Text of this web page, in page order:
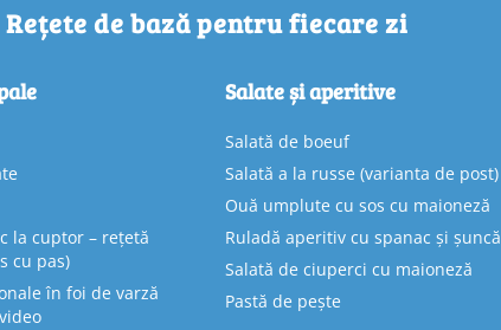
Rețete de bază pentru fiecare zi
la cuptor – rețetă
cu pas)
în foi de varză
Salate și aperitive
Salată de boeuf
Salată a la russe (varianta de post)
Ouă umplute cu sos cu maioneză
Ruladă aperitiv cu spanac și șuncă
Salată de ciuperci cu maioneză
Pastă de pește